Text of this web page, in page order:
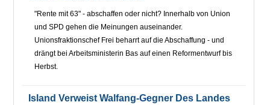
"Rente mit 63" - abschaffen oder nicht? Innerhalb von Union
und SPD gehen die Meinungen auseinander.
Unionsfraktionschef Frei beharrt auf die Abschaffung - und
drängt bei Arbeitsministerin Bas auf einen Reformentwurf bis
Herbst.
Island Verweist Walfang-Gegner Des Landes